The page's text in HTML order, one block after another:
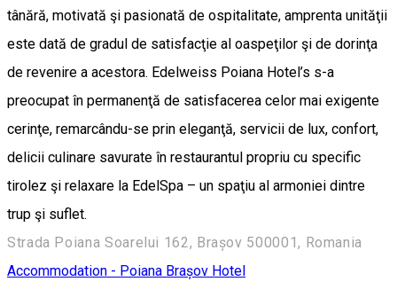
tânără, motivată şi pasionată de ospitalitate, amprenta unităţii
este dată de gradul de satisfacţie al oaspeţilor şi de dorinţa
de revenire a acestora. Edelweiss Poiana Hotel’s s-a
preocupat în permanenţă de satisfacerea celor mai exigente
cerinţe, remarcându-se prin eleganţă, servicii de lux, confort,
delicii culinare savurate în restaurantul propriu cu specific
tirolez şi relaxare la EdelSpa – un spaţiu al armoniei dintre
trup şi suflet.
Strada Poiana Soarelui 162, Brașov 500001, Romania
Accommodation - Poiana Brașov Hotel